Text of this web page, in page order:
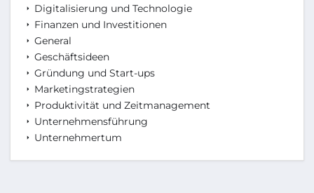
Digitalisierung und Technologie
Finanzen und Investitionen
General
Geschäftsideen
Gründung und Start-ups
Marketingstrategien
Produktivität und Zeitmanagement
Unternehmensführung
Unternehmertum